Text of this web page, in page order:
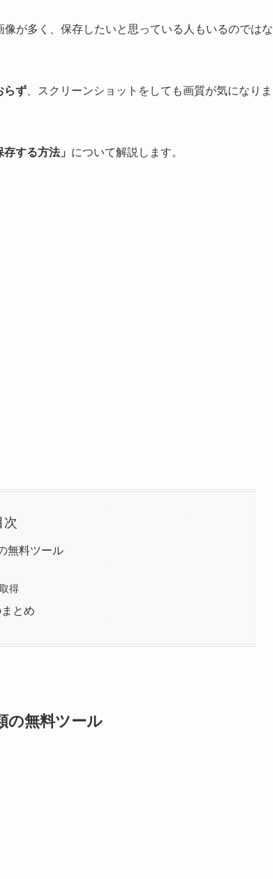
が多く、保存したいと思っている人もいるのではな
らず、スクリーンショットをしても画質が気になりま
する方法」 について解説します。
次
無料ツール
得
とめ
の無料ツール